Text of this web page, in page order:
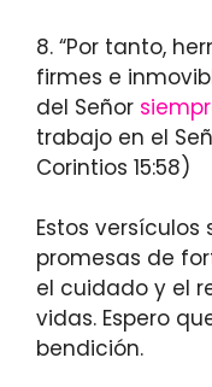
8. “Por tanto,
firmes e
del Señor
trabajo en el
Corintios 15:58)
Estos
promesas de
el cuidado y el
vidas. Espero
bendición.